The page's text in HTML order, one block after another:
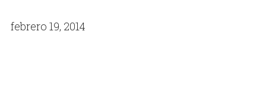
febrero 19, 2014